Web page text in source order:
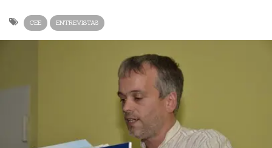
CEE ENTREVISTAS